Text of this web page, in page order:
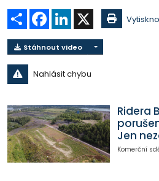
Sdílet Facebook
LinkedIn
Stáhnout video
Nahlásit chybu
Ridera
Jen
Komerční